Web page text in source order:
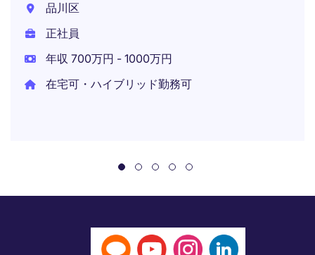
品川区
正社員
年収 700万円 - 1000万円
在宅可・ハイブリッド勤務可